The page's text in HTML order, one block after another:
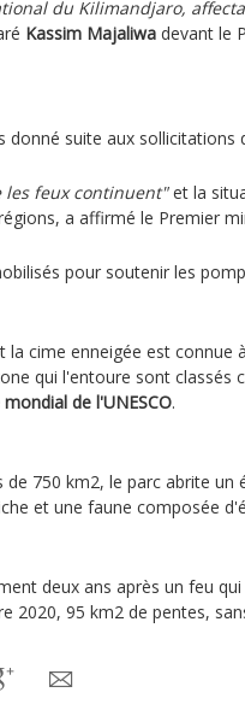
du Kilimandjaro,
Kassim Majaliwa devant le
suite aux sollicitations
les feux continuent"et la
a affirmé le Premier
pour soutenir les
la cime enneigée est connue
qui l'entoure sont classés
de l'UNESCO.
750 km2, le parc abrite un
et une faune composée
deux ans après un feu
2020, 95 km2 de pentes,